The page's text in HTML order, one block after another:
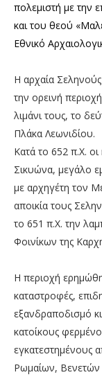
πολεμιστή με την
και του θεού
Εθνικό
Η αρχαία
την ορεινή
λιμάνι τους, το
Πλάκα Λεωνιδίου.
Κατά το 652 π.Χ.
Σικυώνα, μεγάλο
με αρχηγέτη τον
αποικία τους
το 651 π.Χ. την
Φοινίκων της
Η περιοχή
καταστροφές,
εξανδραποδισμό
κατοίκους
εγκατεστημένους
Ρωμαίων,